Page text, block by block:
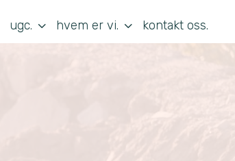
3
ugc. 3
hvem er vi. kontakt oss.